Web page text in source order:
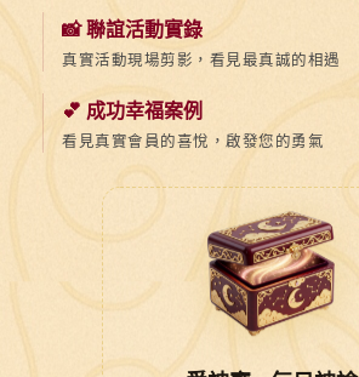
📸 聯誼活動實錄
真實活動現場剪影，看見最真誠的相遇
💕 成功幸福案例
看見真實會員的喜悅，啟發您的勇氣